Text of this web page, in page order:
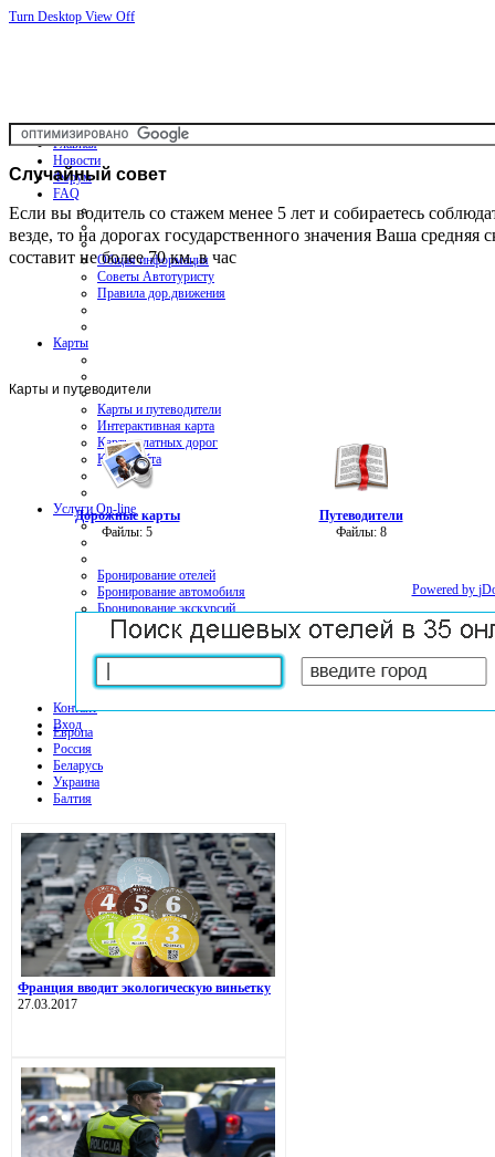
Turn Desktop View Off
Главная
Новости
Форум
FAQ
Общая информация
Советы Автотуристу
Правила дор.движения
Карты
Карты и путеводители
Интерактивная карта
Карты платных дорог
Карта сайта
Услуги On-line
Бронирование отелей
Бронирование автомобиля
Бронирование экскурсий
Страхование путешествий
Страхование КАСКО+ОСАГО
Мобильная связь и интернет
Контакт
Вход
Случайный совет
Если вы водитель со стажем менее 5 лет и собираетесь
везде, то на дорогах государственного значения Ваша средняя
составит не более 70 км. в час
Карты и путеводители
Дорожные карты
Файлы: 5
Путеводители
Файлы: 8
Powered by
Европа
Россия
Беларусь
Украина
Балтия
Франция вводит экологическую виньетку
27.03.2017